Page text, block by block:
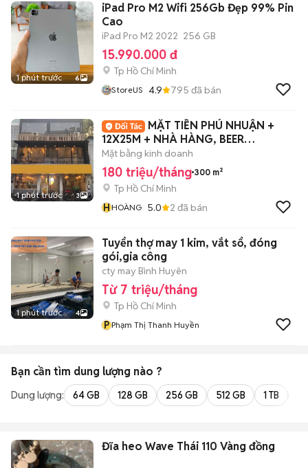
1 phút trước 6
iPad Pro M2 Wifi 256Gb Đẹp 99% Pin
Cao
iPad Pro M2 2022 256 GB
15.990.000 đ
Tp Hồ Chí Minh
StoreUS 4.9 795 đã bán
1 phút trước 3
MẶT TIỀN PHÚ NHUẬN +
12X25M + NHÀ HÀNG, BEER
RESTAURANT, F&B
Mặt bằng kinh doanh
180 triệu/tháng 300 m²
Tp Hồ Chí Minh
HHOÀNG 5.0 2 đã bán
1 phút trước 4
Tuyển thợ may 1 kim, vắt sổ, đóng
gói,gia công
cty may Bình Huyên
Từ 7 triệu/tháng
Tp Hồ Chí Minh
P Phạm Thị Thanh Huyền
Bạn cần tìm dung lượng nào ?
Dung lượng: 64 GB 128 GB 256 GB 512 GB 1 TB
Đĩa heo Wave Thái 110 Vàng đồng